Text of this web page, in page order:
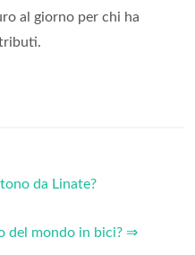
al giorno per chi ha
da Linate?
del mondo in bici? ⇒